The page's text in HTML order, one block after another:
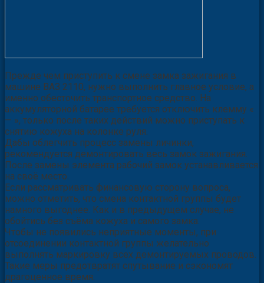
Прежде чем приступить к смене замка зажигания в
машине ВАЗ 2110, нужно выполнить главное условие, а
именно обесточить транспортное средство. На
аккумуляторной батарее требуется отключить клемму «
— », только после таких действий можно приступать к
снятию кожуха на колонке руля.
Дабы облегчить процесс замены личинки,
рекомендуется демонтировать весь замок зажигания.
После замены элемента рабочий замок устанавливается
на своё место.
Если рассматривать финансовую сторону вопроса,
можно отметить, что смена контактной группы будет
намного выгоднее. Как и в предыдущем случае, не
обойтись без съёма кожуха и самого замка.
Чтобы не появились неприятные моменты, при
отсоединении контактной группы желательно
выполнять маркировку всех демонтируемых проводов.
Такие меры предотвратят спутывание и сэкономят
драгоценное время.